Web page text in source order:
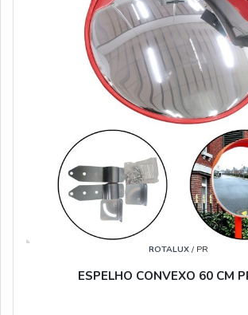
ROTALUX/ PR
ESPELHO CONVEXO 60 CM